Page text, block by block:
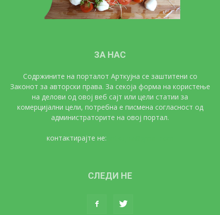
ЗА НАС
Содржините на порталот Арткујна се заштитени со
Законот за авторски права. За секоја форма на користење
на делови од овој веб сајт или цели статии за
комерцијални цели, потребна е писмена согласност од
администраторите на овој портал.
контактирајте не:
СЛЕДИ НЕ